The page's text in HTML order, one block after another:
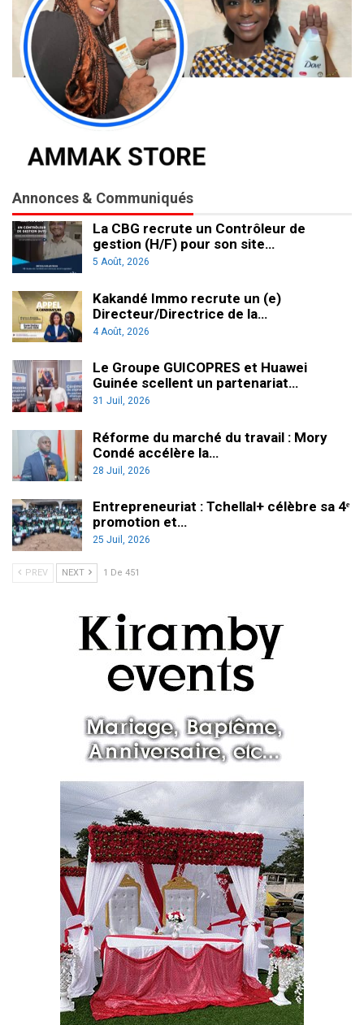
Annonces & Communiqués
La CBG recrute un Contrôleur de
gestion (H/F) pour son site…
5 Août, 2026
Kakandé Immo recrute un (e)
Directeur/Directrice de la…
4 Août, 2026
Le Groupe GUICOPRES et Huawei
Guinée scellent un partenariat…
31 Juil, 2026
Réforme du marché du travail : Mory
Condé accélère la…
28 Juil, 2026
Entrepreneuriat : Tchellal+ célèbre sa 4ᵉ
promotion et…
25 Juil, 2026
PREV NEXT 1 De 451